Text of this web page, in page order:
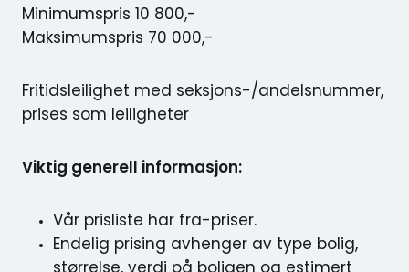
Minimumspris 10 800,-
Maksimumspris 70 000,-
Fritidsleilighet med seksjons-/andelsnummer,
prises som leiligheter
Viktig generell informasjon:
Vår prisliste har fra-priser.
Endelig prising avhenger av type bolig,
størrelse, verdi på boligen og estimert